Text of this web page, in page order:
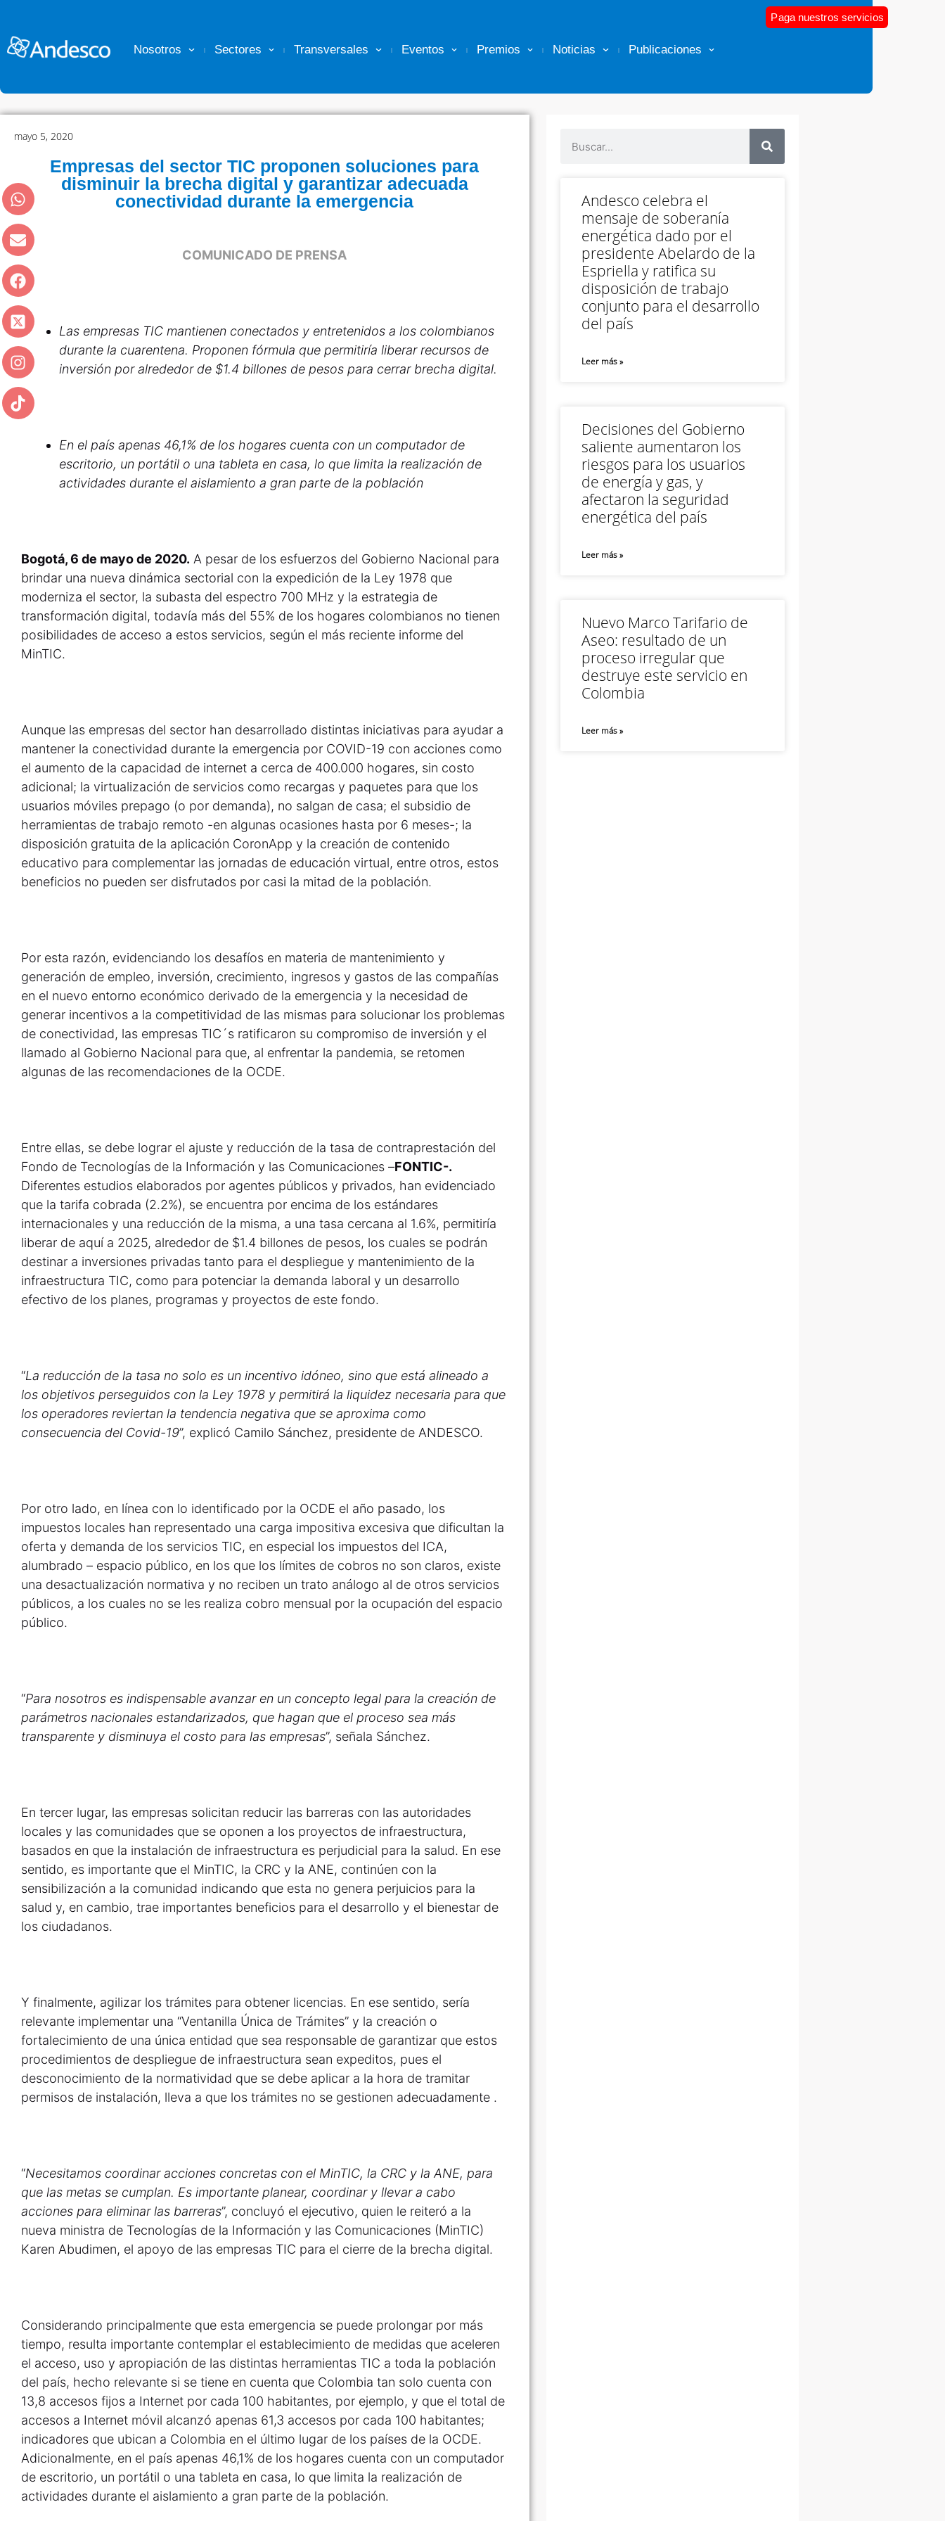
Nosotros Sectores Transversales Eventos Premios Noticias Publicaciones
Paga nuestros servicios
mayo 5, 2020
Empresas del sector TIC proponen soluciones para
disminuir la brecha digital y garantizar adecuada
conectividad durante la emergencia
COMUNICADO DE PRENSA
Las empresas TIC mantienen conectados y entretenidos a los colombianos
durante la cuarentena. Proponen fórmula que permitiría liberar recursos de
inversión por alrededor de $1.4 billones de pesos para cerrar brecha digital.
En el país apenas 46,1% de los hogares cuenta con un computador de
escritorio, un portátil o una tableta en casa, lo que limita la realización de
actividades durante el aislamiento a gran parte de la población
Bogotá, 6 de mayo de 2020. A pesar de los esfuerzos del Gobierno Nacional para
brindar una nueva dinámica sectorial con la expedición de la Ley 1978 que
moderniza el sector, la subasta del espectro 700 MHz y la estrategia de
transformación digital, todavía más del 55% de los hogares colombianos no tienen
posibilidades de acceso a estos servicios, según el más reciente informe del
MinTIC.
Aunque las empresas del sector han desarrollado distintas iniciativas para ayudar a
mantener la conectividad durante la emergencia por COVID-19 con acciones como
el aumento de la capacidad de internet a cerca de 400.000 hogares, sin costo
adicional; la virtualización de servicios como recargas y paquetes para que los
usuarios móviles prepago (o por demanda), no salgan de casa; el subsidio de
herramientas de trabajo remoto -en algunas ocasiones hasta por 6 meses-; la
disposición gratuita de la aplicación CoronApp y la creación de contenido
educativo para complementar las jornadas de educación virtual, entre otros, estos
beneficios no pueden ser disfrutados por casi la mitad de la población.
Por esta razón, evidenciando los desafíos en materia de mantenimiento y
generación de empleo, inversión, crecimiento, ingresos y gastos de las compañías
en el nuevo entorno económico derivado de la emergencia y la necesidad de
generar incentivos a la competitividad de las mismas para solucionar los problemas
de conectividad, las empresas TIC´s ratificaron su compromiso de inversión y el
llamado al Gobierno Nacional para que, al enfrentar la pandemia, se retomen
algunas de las recomendaciones de la OCDE.
Entre ellas, se debe lograr el ajuste y reducción de la tasa de contraprestación del
Fondo de Tecnologías de la Información y las Comunicaciones –FONTIC-.
Diferentes estudios elaborados por agentes públicos y privados, han evidenciado
que la tarifa cobrada (2.2%), se encuentra por encima de los estándares
internacionales y una reducción de la misma, a una tasa cercana al 1.6%, permitiría
liberar de aquí a 2025, alrededor de $1.4 billones de pesos, los cuales se podrán
destinar a inversiones privadas tanto para el despliegue y mantenimiento de la
infraestructura TIC, como para potenciar la demanda laboral y un desarrollo
efectivo de los planes, programas y proyectos de este fondo.
“La reducción de la tasa no solo es un incentivo idóneo, sino que está alineado a
los objetivos perseguidos con la Ley 1978 y permitirá la liquidez necesaria para que
los operadores reviertan la tendencia negativa que se aproxima como
consecuencia del Covid-19”, explicó Camilo Sánchez, presidente de ANDESCO.
Por otro lado, en línea con lo identificado por la OCDE el año pasado, los
impuestos locales han representado una carga impositiva excesiva que dificultan la
oferta y demanda de los servicios TIC, en especial los impuestos del ICA,
alumbrado – espacio público, en los que los límites de cobros no son claros, existe
una desactualización normativa y no reciben un trato análogo al de otros servicios
públicos, a los cuales no se les realiza cobro mensual por la ocupación del espacio
público.
“Para nosotros es indispensable avanzar en un concepto legal para la creación de
parámetros nacionales estandarizados, que hagan que el proceso sea más
transparente y disminuya el costo para las empresas”, señala Sánchez.
En tercer lugar, las empresas solicitan reducir las barreras con las autoridades
locales y las comunidades que se oponen a los proyectos de infraestructura,
basados en que la instalación de infraestructura es perjudicial para la salud. En ese
sentido, es importante que el MinTIC, la CRC y la ANE, continúen con la
sensibilización a la comunidad indicando que esta no genera perjuicios para la
salud y, en cambio, trae importantes beneficios para el desarrollo y el bienestar de
los ciudadanos.
Y finalmente, agilizar los trámites para obtener licencias. En ese sentido, sería
relevante implementar una “Ventanilla Única de Trámites” y la creación o
fortalecimiento de una única entidad que sea responsable de garantizar que estos
procedimientos de despliegue de infraestructura sean expeditos, pues el
desconocimiento de la normatividad que se debe aplicar a la hora de tramitar
permisos de instalación, lleva a que los trámites no se gestionen adecuadamente .
“Necesitamos coordinar acciones concretas con el MinTIC, la CRC y la ANE, para
que las metas se cumplan. Es importante planear, coordinar y llevar a cabo
acciones para eliminar las barreras”, concluyó el ejecutivo, quien le reiteró a la
nueva ministra de Tecnologías de la Información y las Comunicaciones (MinTIC)
Karen Abudimen, el apoyo de las empresas TIC para el cierre de la brecha digital.
Considerando principalmente que esta emergencia se puede prolongar por más
tiempo, resulta importante contemplar el establecimiento de medidas que aceleren
el acceso, uso y apropiación de las distintas herramientas TIC a toda la población
del país, hecho relevante si se tiene en cuenta que Colombia tan solo cuenta con
13,8 accesos fijos a Internet por cada 100 habitantes, por ejemplo, y que el total de
accesos a Internet móvil alcanzó apenas 61,3 accesos por cada 100 habitantes;
indicadores que ubican a Colombia en el último lugar de los países de la OCDE.
Adicionalmente, en el país apenas 46,1% de los hogares cuenta con un computador
de escritorio, un portátil o una tableta en casa, lo que limita la realización de
actividades durante el aislamiento a gran parte de la población.
Andesco celebra el
mensaje de soberanía
energética dado por el
presidente Abelardo de la
Espriella y ratifica su
disposición de trabajo
conjunto para el desarrollo
del país
Leer más »
Decisiones del Gobierno
saliente aumentaron los
riesgos para los usuarios
de energía y gas, y
afectaron la seguridad
energética del país
Leer más »
Nuevo Marco Tarifario de
Aseo: resultado de un
proceso irregular que
destruye este servicio en
Colombia
Leer más »